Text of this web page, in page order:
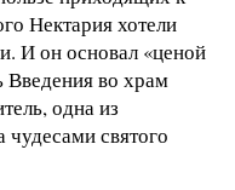
Нектария хотели
И он основал «ценой
Введения во храм
одна из
святого